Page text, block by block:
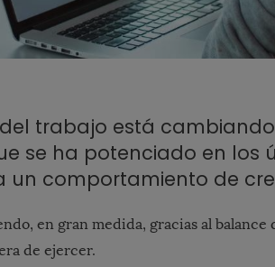
trabajo está
se ha potenciado en los
un comportamiento de
en gran medida, gracias al
de ejercer.